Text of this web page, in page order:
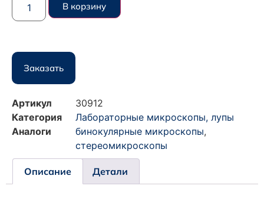
В корзину
Заказать
Артикул
30912
Категория
Лабораторные микроскопы, лупы
Аналоги
бинокулярные микроскопы,
стереомикроскопы
Описание Детали